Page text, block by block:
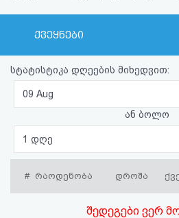
კითხვა-
პასუხი
ავტორიზაცია
პაროლის
აღდგენა
ქვეყნები
სტატისტიკა დღეების მიხედვით:
09 Aug
ან ბოლო
1 დღე
# რაოდენობა დროშა
შედეგები ვერ